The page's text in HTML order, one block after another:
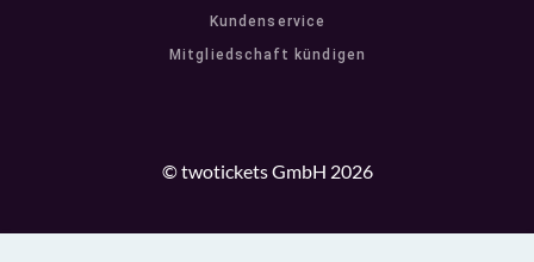
Kundenservice
Mitgliedschaft kündigen
© twotickets GmbH 2026